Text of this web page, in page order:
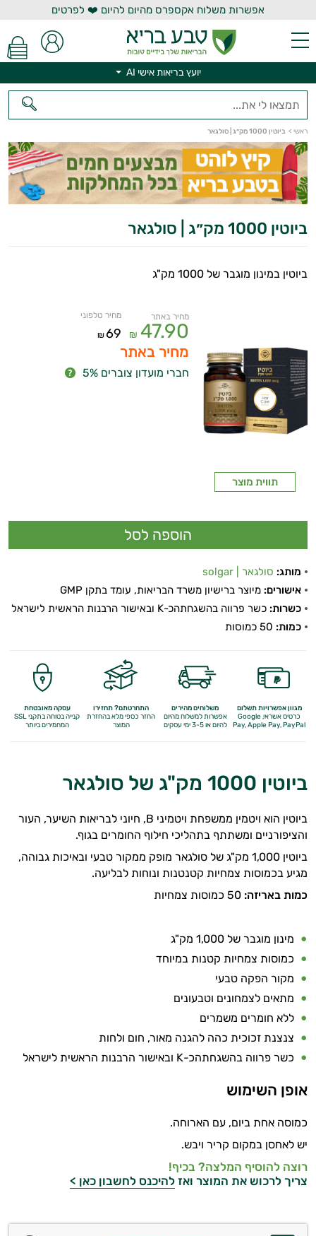
אפשרות משלוח אקספרס מהיום להיום ❤️ לפרטים
יועץ בריאות אישי AI
ראשי > ביוטין 1000 מק״ג | סולגאר
ביוטין 1000 מק״ג | סולגאר
ביוטין במינון מוגבר של 1000 מק"ג
תווית מוצר
מחיר באתר
47.90
₪
מחיר טלפוני
69
₪
מחיר באתר
חברי מועדון צוברים 5%
מותג: סולגאר | solgar
אישורים: מיוצר ברישיון משרד הבריאות, עומד בתקן GMP
כשרות: כשר פרווה בהשגחתהכ-K ובאישור הרבנות הראשית לישראל
כמות:
מגוון אפשרויות תשלום
כרטיס אשראי, Google
Pay,Apple Pay, PayPal
משלוחים מהירים
אפשרות למשלוח מהיום
להיום או 3-5 ימי עסקים
התחרטתם? תחזירו
החזר כספי מלאבהחזרת
המוצר
עסקה מאובטחת
קנייה בטוחה בתקני SSL
המחמירים ביותר
ביוטין 1000 מק"ג של סולגאר
ביוטין הוא ויטמין ממשפחת ויטמיני B, חיוני לבריאות השיער, העור
והציפורניים ומשתתף בתהליכי חילוף החומרים בגוף.
ביוטין 1,000 מק"ג של סולגאר מופק ממקור טבעי ובאיכות גבוהה,
מגיע בכמוסות צמחיות קטנטנות ונוחות לבליעה.
כמות באריזה: 50 כמוסות צמחיות
מינון מוגבר של 1,000 מק"ג
כמוסות צמחיות קטנות במיוחד
מקור הפקה טבעי
מתאים לצמחונים וטבעונים
ללא חומרים משמרים
צנצנת זכוכית כהה להגנה מאור, חום ולחות
כשר פרווה בהשגחתהכ-K ובאישור הרבנות הראשית לישראל
אופן השימוש
כמוסה אחת ביום, עם הארוחה.
יש לאחסן במקום קריר ויבש.
רוצה להוסיף המלצה? בכיף!
צריך לרכוש את המוצר ואז להיכנס לחשבון כאן >
יועץ בריאות אישי AI